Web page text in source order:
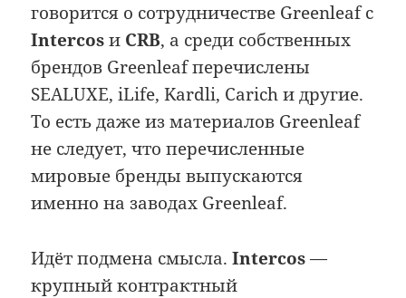
говорится о сотрудничестве Greenleaf с
Intercosи CRB, а среди собственных
брендов Greenleaf перечислены
SEALUXE, iLife, Kardli, Carich и другие.
То есть даже из материалов Greenleaf
не следует, что перечисленные
мировые бренды выпускаются
именно на заводах Greenleaf.
Идёт подмена смысла.Intercos—
крупный контрактный